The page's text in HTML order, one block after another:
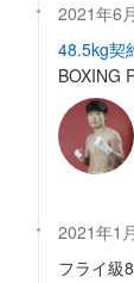
2021年6
48.5kg契
BOXING
2021年1
フライ級